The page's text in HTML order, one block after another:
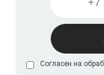
Согласен на